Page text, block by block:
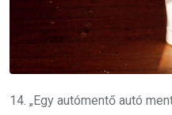
14. „Egy autómentő autó